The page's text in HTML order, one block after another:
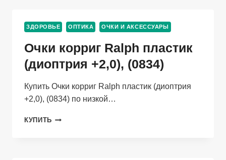
8.6
-6,5),
2
ШТ
ЗДОРОВЬЕ ОПТИКА ОЧКИ И АКСЕССУАРЫ
Очки корриг Ralph пластик
(диоптрия +2,0), (0834)
Купить Очки корриг Ralph пластик (диоптрия
+2,0), (0834) по низкой…
КУПИТЬ ОЧКИ